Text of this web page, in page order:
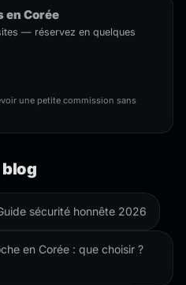
Corée
— réservez en quelques
une petite commission sans
sécurité honnête 2026
en Corée : que choisir ?